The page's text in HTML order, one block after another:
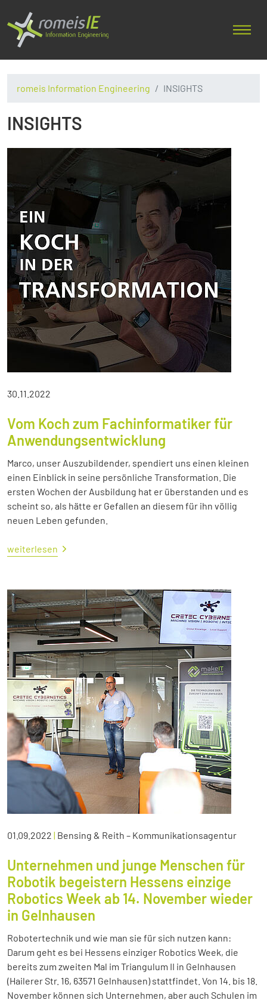
romeis Information Engineering INSIGHTS
INSIGHTS
30.11.2022
Vom Koch zum Fachinformatiker für
Anwendungsentwicklung
Marco, unser Auszubildender, spendiert uns einen kleinen
einen Einblick in seine persönliche Transformation. Die
ersten Wochen der Ausbildung hat er überstanden und es
scheint so, als hätte er Gefallen an diesem für ihn völlig
neuen Leben gefunden.
weiterlesen
01.09.2022 | Bensing & Reith – Kommunikationsagentur
Unternehmen und junge Menschen für
Robotik begeistern Hessens einzige
Robotics Week ab 14. November wieder
in Gelnhausen
Robotertechnik und wie man sie für sich nutzen kann:
Darum geht es bei Hessens einziger Robotics Week, die
bereits zum zweiten Mal im Triangulum II in Gelnhausen
(Hailerer Str. 16, 63571 Gelnhausen) stattfindet. Von 14. bis 18.
November können sich Unternehmen, aber auch Schulen im